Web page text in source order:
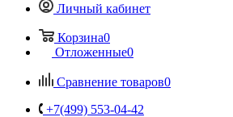
Личный кабинет
Корзина0
Отложенные0
Сравнение товаров0
+7(499) 553-04-42